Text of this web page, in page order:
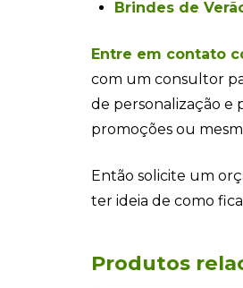
Brindes de
Entre em contato
com um consultor
de personalização e
promoções ou
Então solicite um
ter ideia de como
Produtos